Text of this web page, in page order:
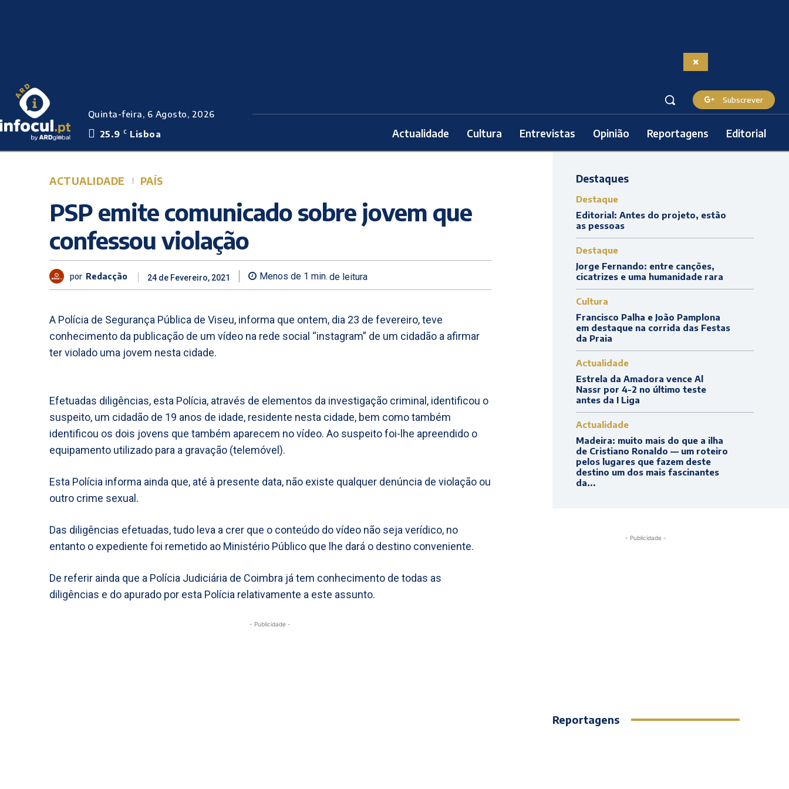
Quinta-feira, 6 Agosto, 2026
25.9 C Lisboa
Subscrever
Actualidade Cultura Entrevistas Opinião Reportagens Editorial
ACTUALIDADE PAÍS
PSP emite comunicado sobre jovem que
confessou violação
por Redacção 24 de Fevereiro, 2021 Menos de 1 min. de leitura
A Polícia de Segurança Pública de Viseu, informa que ontem, dia 23 de fevereiro, teve
conhecimento da publicação de um vídeo na rede social “instagram” de um cidadão a afirmar
ter violado uma jovem nesta cidade.
Efetuadas diligências, esta Polícia, através de elementos da investigação criminal, identificou o
suspeito, um cidadão de 19 anos de idade, residente nesta cidade, bem como também
identificou os dois jovens que também aparecem no vídeo. Ao suspeito foi-lhe apreendido o
equipamento utilizado para a gravação (telemóvel).
Esta Polícia informa ainda que, até à presente data, não existe qualquer denúncia de violação ou
outro crime sexual.
Das diligências efetuadas, tudo leva a crer que o conteúdo do vídeo não seja verídico, no
entanto o expediente foi remetido ao Ministério Público que lhe dará o destino conveniente.
De referir ainda que a Polícia Judiciária de Coimbra já tem conhecimento de todas as
diligências e do apurado por esta Polícia relativamente a este assunto.
- Publicidade -
Destaques
Destaque
Editorial: Antes do projeto, estão
as pessoas
Destaque
Jorge Fernando: entre canções,
cicatrizes e uma humanidade rara
Cultura
Francisco Palha e João Pamplona
em destaque na corrida das Festas
da Praia
Actualidade
Estrela da Amadora vence Al
Nassr por 4-2 no último teste
antes da I Liga
Actualidade
Madeira: muito mais do que a ilha
de Cristiano Ronaldo — um roteiro
pelos lugares que fazem deste
destino um dos mais fascinantes
da...
- Publicidade -
Reportagens